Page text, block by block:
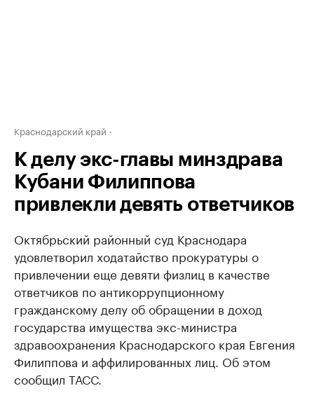
Краснодарский край
К делу экс-главы минздрава
Кубани Филиппова
привлекли девять ответчиков
Октябрьский районный суд Краснодара
удовлетворил ходатайство прокуратуры о
привлечении еще девяти физлиц в качестве
ответчиков по антикоррупционному
гражданскому делу об обращении в доход
государства имущества экс-министра
здравоохранения Краснодарского края Евгения
Филиппова и аффилированных лиц. Об этом
сообщил ТАСС.